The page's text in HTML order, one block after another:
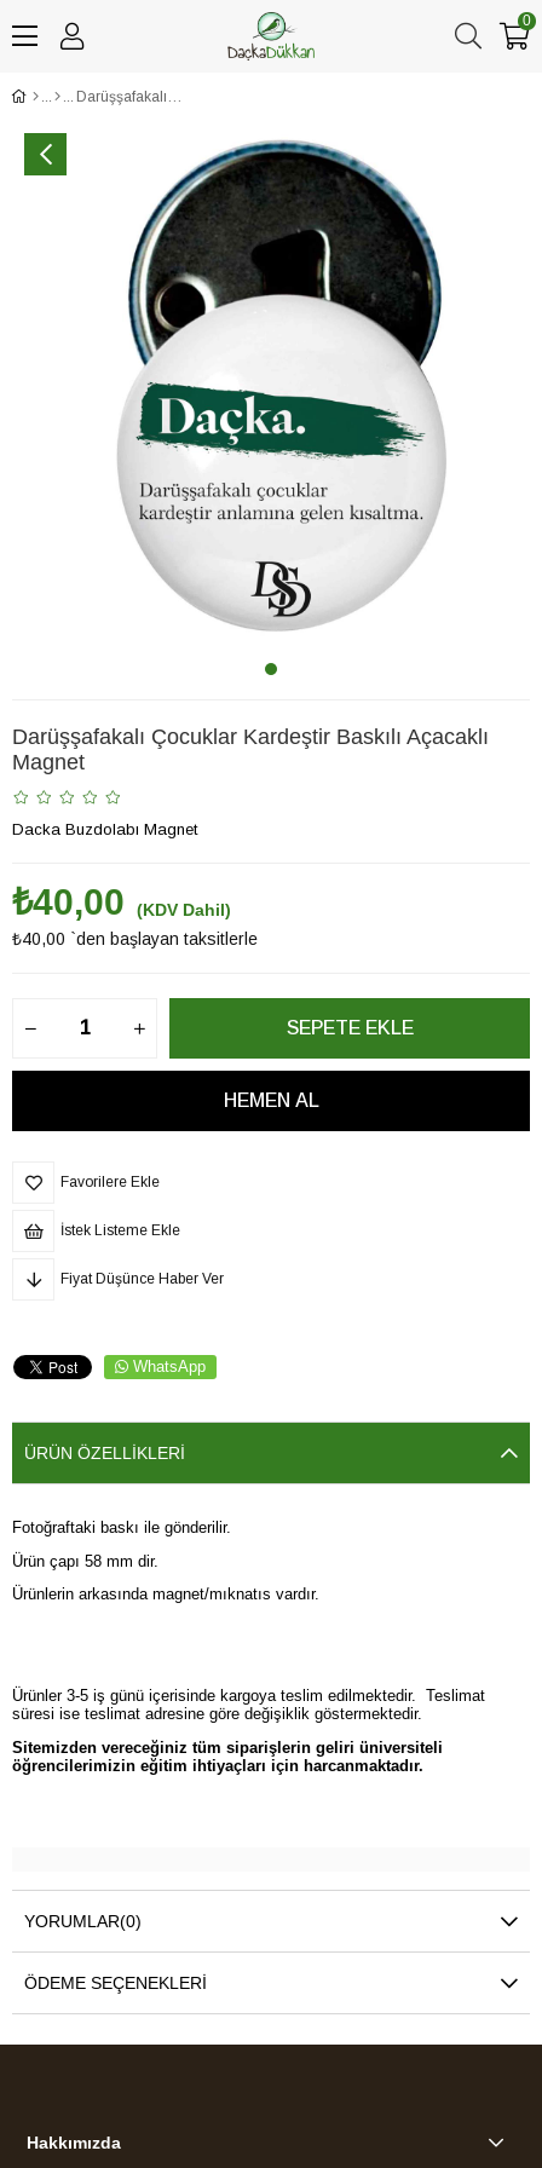
0
Darüşşafakalı Çocuklar Kardeştir Baskılı Açacaklı Magnet
Darüşşafakalı Çocuklar Kardeştir Baskılı Açacaklı
Magnet
Dacka Buzdolabı Magnet
₺40,00
(KDV Dahil)
₺40,00 `den başlayan taksitlerle
Favorilere Ekle
İstek Listeme Ekle
Fiyat Düşünce Haber Ver
WhatsApp
ÜRÜN ÖZELLIKLERI
Fotoğraftaki baskı ile gönderilir.
Ürün çapı 58 mm dir.
Ürünlerin arkasında magnet/mıknatıs vardır.
Ürünler 3-5 iş günü içerisinde kargoya teslim edilmektedir. Teslimat
süresi ise teslimat adresine göre değişiklik göstermektedir.
Sitemizden vereceğiniz tüm siparişlerin geliri üniversiteli
öğrencilerimizin eğitim ihtiyaçları için harcanmaktadır.
YORUMLAR(0)
ÖDEME SEÇENEKLERI
Hakkımızda